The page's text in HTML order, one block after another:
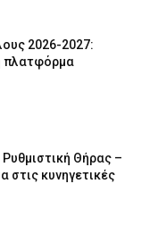
2026-2027:
πλατφόρμα
Θήρας –
στις κυνηγετικές